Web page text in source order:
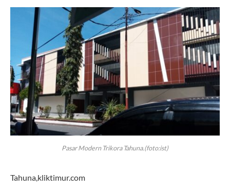
Pasar Modern Trikora Tahuna.(foto:ist)
Tahuna,kliktimur.com